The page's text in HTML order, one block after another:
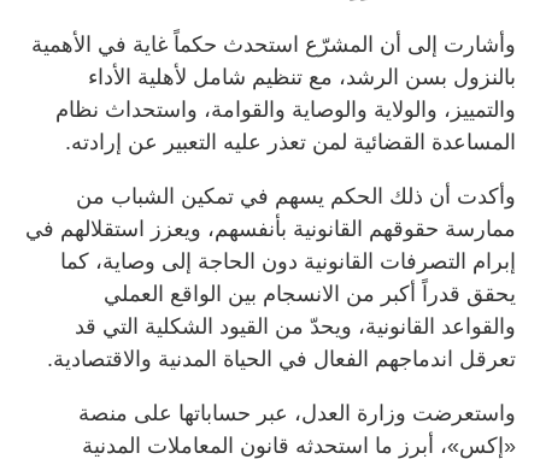
وأشارت إلى أن المشرّع استحدث حكماً غاية في الأهمية
بالنزول بسن الرشد، مع تنظيم شامل لأهلية الأداء
والتمييز، والولاية والوصاية والقوامة، واستحداث نظام
المساعدة القضائية لمن تعذر عليه التعبير عن إرادته.
وأكدت أن ذلك الحكم يسهم في تمكين الشباب من
ممارسة حقوقهم القانونية بأنفسهم، ويعزز استقلالهم في
إبرام التصرفات القانونية دون الحاجة إلى وصاية، كما
يحقق قدراً أكبر من الانسجام بين الواقع العملي
والقواعد القانونية، ويحدّ من القيود الشكلية التي قد
تعرقل اندماجهم الفعال في الحياة المدنية والاقتصادية.
واستعرضت وزارة العدل، عبر حساباتها على منصة
«إكس»، أبرز ما استحدثه قانون المعاملات المدنية